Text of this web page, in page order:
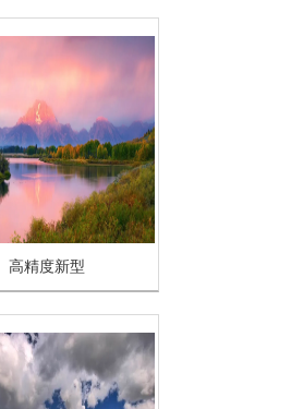
高精度新型